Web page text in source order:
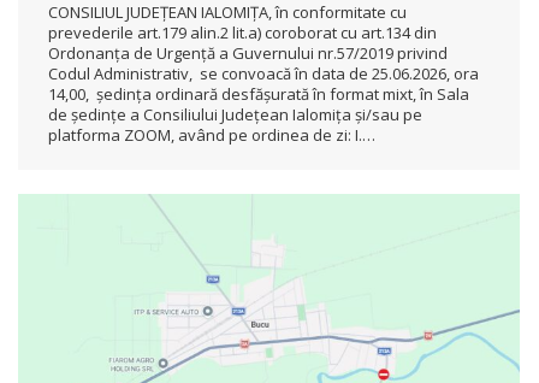
CONSILIUL JUDEŢEAN IALOMIŢA, în conformitate cu
prevederile art.179 alin.2 lit.a) coroborat cu art.134 din
Ordonanța de Urgență a Guvernului nr.57/2019 privind
Codul Administrativ, se convoacă în data de 25.06.2026, ora
14,00, ședința ordinară desfășurată în format mixt, în Sala
de ședințe a Consiliului Județean Ialomița și/sau pe
platforma ZOOM, având pe ordinea de zi: I.…